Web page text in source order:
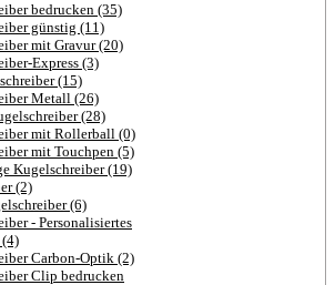
bedrucken (35)
günstig (11)
mit Gravur (20)
Express (3)
(15)
Metall (26)
(28)
mit Rollerball (0)
mit Touchpen (5)
Kugelschreiber (19)
(2)
(6)
- Personalisiertes
(4)
Carbon-Optik (2)
Clip bedrucken